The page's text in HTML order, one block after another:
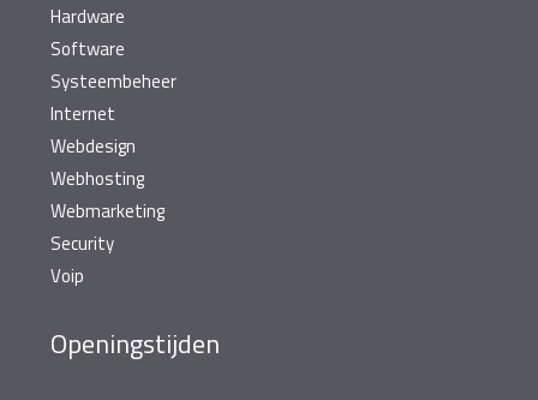
Hardware
Software
Systeembeheer
Internet
Webdesign
Webhosting
Webmarketing
Security
Voip
Openingstijden